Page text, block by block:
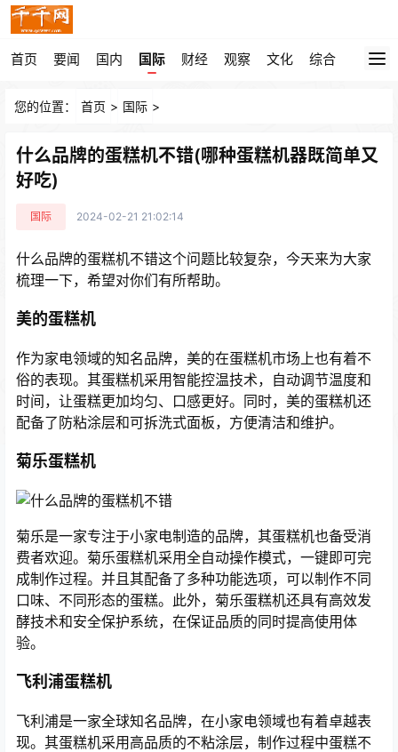
首页 要闻 国内 国际 财经 观察 文化 综合
您的位置： 首页 > 国际 >
什么品牌的蛋糕机不错(哪种蛋糕机器既简单又
好吃)
国际 2024-02-21 21:02:14
什么品牌的蛋糕机不错这个问题比较复杂，今天来为大家
梳理一下，希望对你们有所帮助。
美的蛋糕机
作为家电领域的知名品牌，美的在蛋糕机市场上也有着不
俗的表现。其蛋糕机采用智能控温技术，自动调节温度和
时间，让蛋糕更加均匀、口感更好。同时，美的蛋糕机还
配备了防粘涂层和可拆洗式面板，方便清洁和维护。
菊乐蛋糕机
菊乐是一家专注于小家电制造的品牌，其蛋糕机也备受消
费者欢迎。菊乐蛋糕机采用全自动操作模式，一键即可完
成制作过程。并且其配备了多种功能选项，可以制作不同
口味、不同形态的蛋糕。此外，菊乐蛋糕机还具有高效发
酵技术和安全保护系统，在保证品质的同时提高使用体
验。
飞利浦蛋糕机
飞利浦是一家全球知名品牌，在小家电领域也有着卓越表
现。其蛋糕机采用高品质的不粘涂层，制作过程中蛋糕不